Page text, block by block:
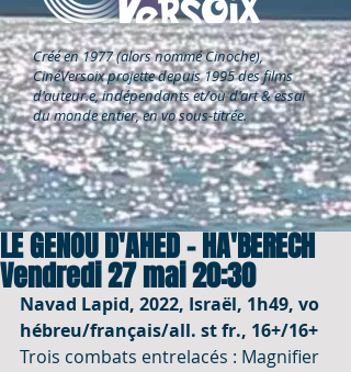
Créé en 1977 (alors nommé Cinoche),
CinéVersoixprojette depuis 1995 des films
d'auteur.e, indépendants et/ou d'art & essai
du monde entier, en vo sous-titrée.
LE GENOU D'AHED - HA'BERECH
Vendredi 27 mai 20:30
Navad Lapid, 2022, Israël, 1h49, vo
hébreu/français/all. st fr., 16+/16+
Trois combats entrelacés : Magnifier